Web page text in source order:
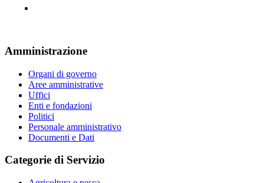
Amministrazione
Organi di governo
Aree amministrative
Uffici
Enti e fondazioni
Politici
Personale amministrativo
Documenti e Dati
Categorie di Servizio